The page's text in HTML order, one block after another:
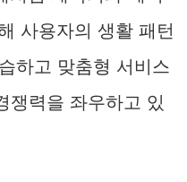
사용자의 생활 패턴
하고 맞춤형 서비스
쟁력을 좌우하고 있